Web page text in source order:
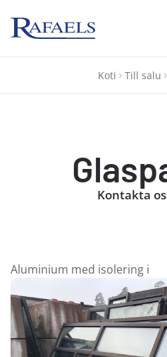
Ab Rafael
Koti Till salu
Kontakta
Aluminium med isolering i